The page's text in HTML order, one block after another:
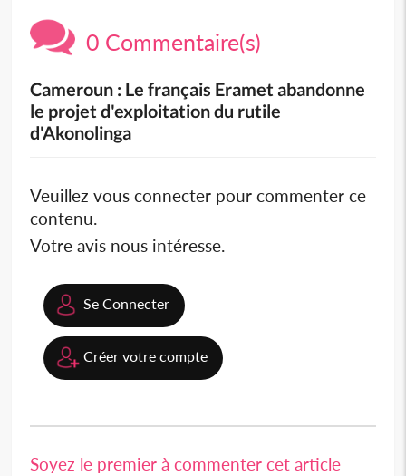
0 Commentaire(s)
Cameroun : Le français Eramet abandonne
le projet d'exploitation du rutile
d'Akonolinga
Veuillez vous connecter pour commenter ce
contenu.
Votre avis nous intéresse.
Se Connecter
Créer votre compte
Soyez le premier à commenter cet article